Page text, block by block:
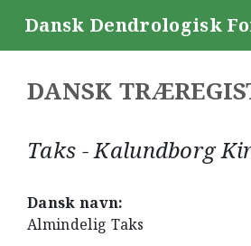
Dansk Dendrologisk
DANSK
Taks - Kalundborg
Dansk navn:
Almindelig Taks